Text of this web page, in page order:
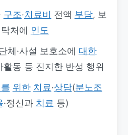
구조·치료비 전액 부담, 보
처에 인도
체·사설 보호소에 대한
활동 등 진지한 반성 행위
위한 치료·상담(분노조
·정신과 치료 등)